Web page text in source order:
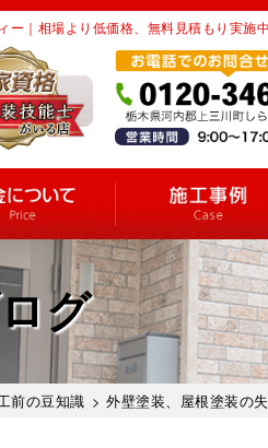
ー｜相場より低価格、無料見積もり実施
グ
前の豆知識 > 外壁塗装、屋根塗装の